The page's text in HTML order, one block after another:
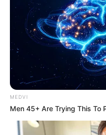
ดวงรายวัน 9 กันยายน 2565
9 ก.ย. 2022
MEDVI
Men 45+ Are Trying This To